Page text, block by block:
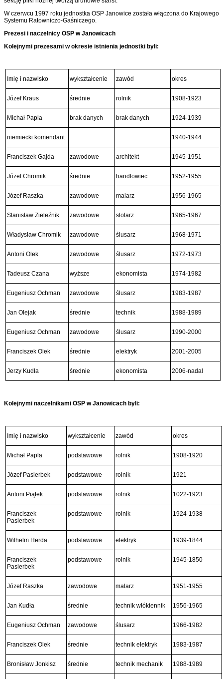
W czerwcu 1997 roku jednostka OSP Janowice została włączona do Kra­jowego
Systemu Ratowniczo-Gaśniczego.
Prezesi i naczelnicy OSP w Janowicach
Kolejnymi prezesami w okresie istnienia jednostki byli:
Imię i nazwisko wykształcenie zawód okres
Józef Kraus średnie rolnik 1908-1923
Michał Papla brak danych brak danych 1924-1939
niemiecki komendant 1940-1944
Franciszek Gajda zawodowe architekt 1945-1951
Józef Chromik średnie handlowiec 1952-1955
Józef Raszka zawodowe malarz 1956-1965
Stanisław Zieleźnik zawodowe stolarz 1965-1967
Władysław Chromik zawodowe ślusarz 1968-1971
Antoni Olek zawodowe ślusarz 1972-1973
Tadeusz Czana wyższe ekonomista 1974-1982
Eugeniusz Ochman zawodowe ślusarz 1983-1987
Jan Olejak średnie technik 1988-1989
Eugeniusz Ochman zawodowe ślusarz 1990-2000
Franciszek Olek średnie elektryk 2001-2005
Jerzy Kudła średnie ekonomista 2006-nadal
Kolejnymi naczelnikami OSP w Janowicach byli:
Imię i nazwisko wykształcenie zawód okres
Michał Papla podstawowe rolnik 1908-1920
Józef Pasierbek podstawowe rolnik 1921
Antoni Piątek podstawowe rolnik 1022-1923
Franciszek
Pasierbek
podstawowe rolnik 1924-1938
Wilhelm Herda podstawowe elektryk 1939-1844
Franciszek
Pasierbek
podstawowe rolnik 1945-1850
Józef Raszka zawodowe malarz 1951-1955
Jan Kudła średnie technik włókiennik 1956-1965
Eugeniusz Ochman zawodowe ślusarz 1966-1982
Franciszek Olek średnie technik elektryk 1983-1987
Bronisław Jonkisz średnie technik mechanik 1988-1989